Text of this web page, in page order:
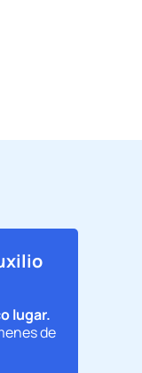
lugar.
de